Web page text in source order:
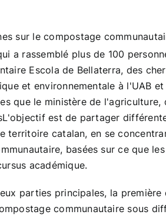
sur le compostage
a rassemblé plus de 100
Escola de Bellaterra, des
et environnementale à l'UAB
que le ministère de
L'objectif est de partager
territoire catalan, en se
basées sur ce que
académique.
parties principales, la
communautaire sous